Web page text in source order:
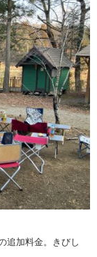
追加料金。きびし